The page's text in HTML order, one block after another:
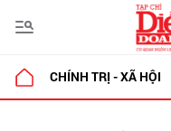
CHÍNH TRỊ - XÃ HỘI